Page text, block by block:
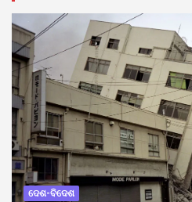
ଦେଶ-ବିଦେଶ